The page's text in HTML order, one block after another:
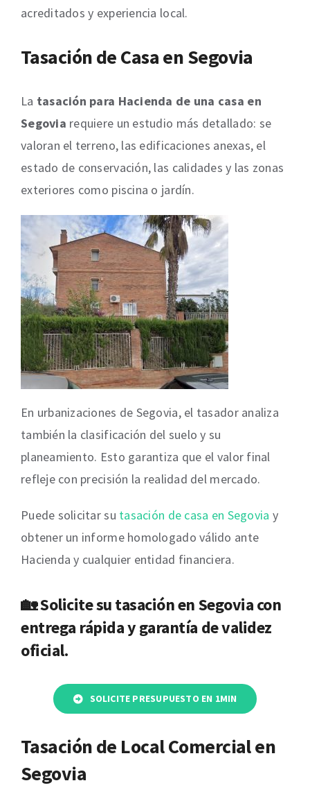
acreditados y experiencia local.
Tasación de Casa en Segovia
La tasación para Hacienda de una casa en
Segovia requiere un estudio más detallado: se
valoran el terreno, las edificaciones anexas, el
estado de conservación, las calidades y las zonas
exteriores como piscina o jardín.
En urbanizaciones de Segovia, el tasador analiza
también la clasificación del suelo y su
planeamiento. Esto garantiza que el valor final
refleje con precisión la realidad del mercado.
Puede solicitar su tasación de casa en Segovia y
obtener un informe homologado válido ante
Hacienda y cualquier entidad financiera.
🏡 Solicite sutasación en Segoviacon
entrega rápida y garantía de validez
oficial.
SOLICITE PRESUPUESTO EN 1MIN
Tasación de Local Comercial en
Segovia